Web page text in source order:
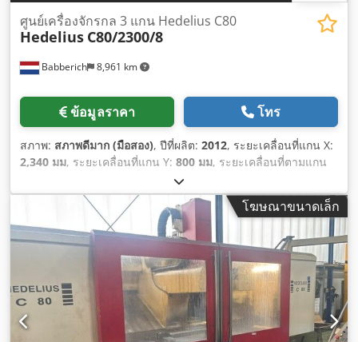
Babberich 8,961 km
ศูนย์เครื่องจักรกล 3 แกน Hedelius C80
Hedelius C80/2300/8
ข้อมูลราคา โทร
สภาพ: สภาพดีมาก (มือสอง), ปีที่ผลิต: 2012, ระยะเคลื่อนที่แกน X:
2,340 มม, ระยะเคลื่อนที่แกน Y: 800 มม, ระยะเคลื่อนที่ตามแกน
750 มม
มม, น้ำหนักรับได้ของโต๊ะ:2,800 กก.,
โฆษณาขนาดเล็ก